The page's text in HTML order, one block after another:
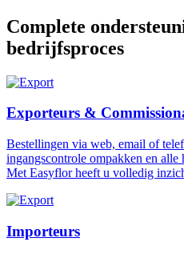
Complete
bedrijfsproces
Exporteurs &
Bestellingen via web, email of
ingangscontrole ompakken en
Met Easyflor heeft u volledig
Importeurs